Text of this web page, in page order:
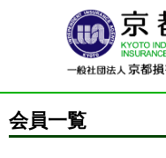
会員一覧